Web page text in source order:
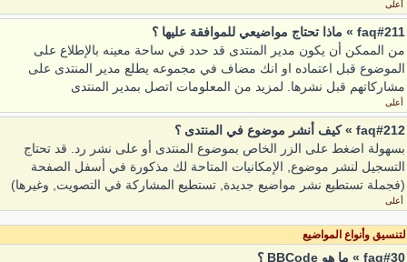
أعلى
faq#211 » ماذا تحتاج مواضيعي للموافقة عليها ؟
من الممكن أن يكون مدير المنتدى قد حدد في ساحة معينه بالإطلاع على
الموضوع قبل اعتماده او انك مضاف في مجموعه يطلع مدير المنتدى على
مشاركاتهم قبل نشرها. لمزيد من المعلومات اتصل بمدير المنتدى
أعلى
faq#212 » كيف أنشر موضوع في المنتدى ؟
بسهولة اضغط على الزر الخاص بموضوع المنتدى أو على نشر رد. قد تحتاج
التسجيل لنشر موضوع, الإمكانيات المتاحة لك مذكورة في أسفل الصفحة
(فجملة تستطيع نشر مواضيع جديدة, تستطيع المشاركة في التصويت, وغيرها)
أعلى
وأنواع المواضيع
faq#30 » ما هو BBCode ؟